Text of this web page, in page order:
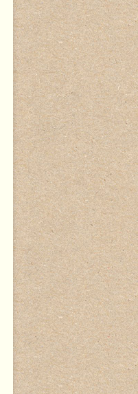
Ezanville 2015 - frico-